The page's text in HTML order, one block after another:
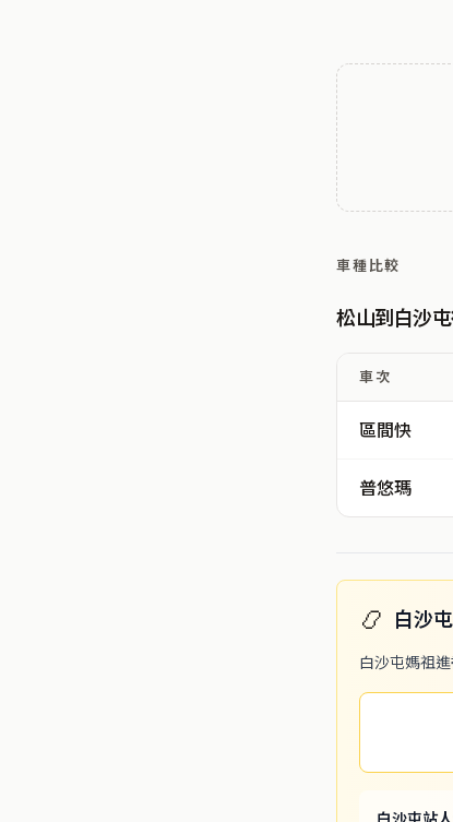
車種比較
松山到白沙
車次
區間快
普悠瑪
📿 白沙
白沙屯媽祖
白沙屯站